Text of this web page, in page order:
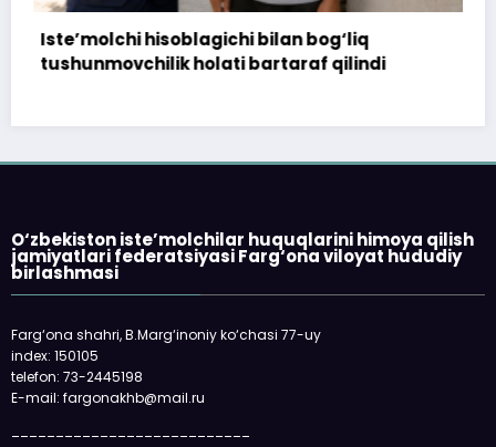
bilan bog‘liq
bartaraf qilindi
172 million so‘m
topshirilmadi…
O‘zbekiston iste’molchilar huquqlarini himoya qilish
jamiyatlari federatsiyasi Farg‘ona viloyat hududiy
birlashmasi
Farg‘ona shahri, B.Marg‘inoniy ko‘chasi 77-uy
index: 150105
telefon: 73-2445198
E-mail: fargonakhb@mail.ru